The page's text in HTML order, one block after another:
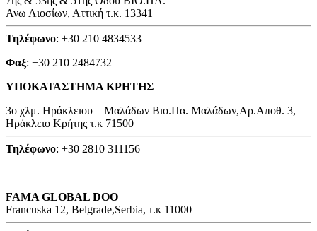
Ανω Λιοσίων, Αττική τ.κ. 13341
Τηλέφωνο: +30 210 4834533
Φαξ: +30 210 2484732
ΥΠΟΚΑΤΑΣΤΗΜΑ ΚΡΗΤΗΣ
3o χλμ. Ηράκλειου – Μαλάδων Βιο.Πα. Μαλάδων,Αρ.Αποθ. 3,
Ηράκλειο Κρήτης τ.κ 71500
Τηλέφωνο: +30 2810 311156
FAMA GLOBAL DOO
Francuska 12, Belgrade,Serbia, τ.κ 11000